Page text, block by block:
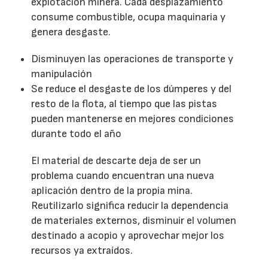
consume combustible, ocupa maquinaria y
genera desgaste.
Disminuyen las operaciones de transporte y
manipulación
Se reduce el desgaste de los dúmperes y del
resto de la flota, al tiempo que las pistas
pueden mantenerse en mejores condiciones
durante todo el año
El material de descarte deja de ser un
problema cuando encuentran una nueva
aplicación dentro de la propia mina.
Reutilizarlo significa reducir la dependencia
de materiales externos, disminuir el volumen
destinado a acopio y aprovechar mejor los
recursos ya extraídos.